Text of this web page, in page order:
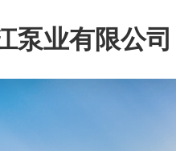
泵业有限公司